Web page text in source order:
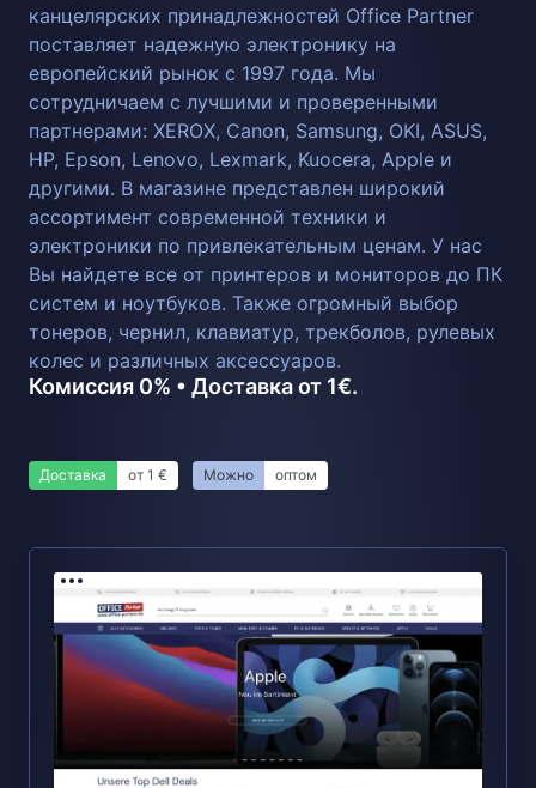
канцелярских принадлежностей Office Partner
поставляет надежную электронику на
европейский рынок с 1997 года. Мы
сотрудничаем с лучшими и проверенными
партнерами: XEROX, Canon, Samsung, OKI, ASUS,
HP, Epson, Lenovo, Lexmark, Kuocera, Apple и
другими. В магазине представлен широкий
ассортимент современной техники и
электроники по привлекательным ценам. У нас
Вы найдете все от принтеров и мониторов до ПК
систем и ноутбуков. Также огромный выбор
тонеров, чернил, клавиатур, трекболов, рулевых
колес и различных аксессуаров.
Комиссия 0% • Доставка от 1€.
Доставка от 1 € Можно оптом